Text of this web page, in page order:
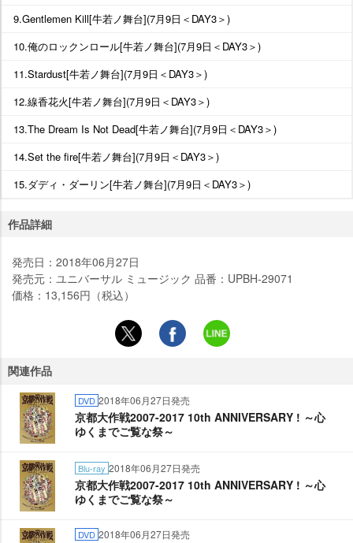
9.Gentlemen Kill[牛若ノ舞台](7月9日＜DAY3＞)
10.俺のロックンロール[牛若ノ舞台](7月9日＜DAY3＞)
11.Stardust[牛若ノ舞台](7月9日＜DAY3＞)
12.線香花火[牛若ノ舞台](7月9日＜DAY3＞)
13.The Dream Is Not Dead[牛若ノ舞台](7月9日＜DAY3＞)
14.Set the fire[牛若ノ舞台](7月9日＜DAY3＞)
15.ダディ・ダーリン[牛若ノ舞台](7月9日＜DAY3＞)
作品詳細
発売日：2018年06月27日
発売元：ユニバーサル ミュージック 品番：UPBH-29071
価格：13,156円（税込）
関連作品
DVD 2018年06月27日発売
京都大作戦2007-2017 10th ANNIVERSARY ! ～心
ゆくまでご覧な祭～
Blu-ray 2018年06月27日発売
京都大作戦2007-2017 10th ANNIVERSARY ! ～心
ゆくまでご覧な祭～
DVD 2018年06月27日発売